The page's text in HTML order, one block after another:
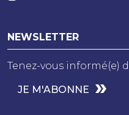
NEWSLETTER
Tenez-vous informé(e)
JE M'ABONNE